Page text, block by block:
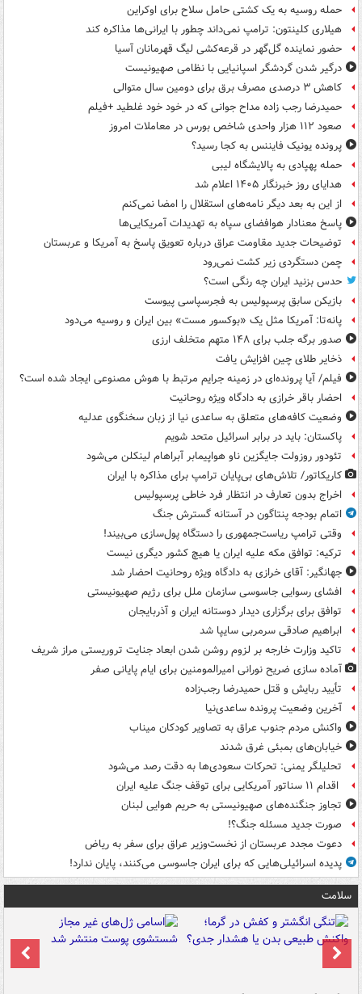
حمله روسیه به یک کشتی حامل سلاح برای اوکراین
هیلاری کلینتون: ترامپ نمی‌داند چطور با ایرانی‌ها مذاکره کند
حضور نماینده گل‌گهر در قرعه‌کشی لیگ قهرمانان آسیا
درگیر شدن گردشگر اسپانیایی با نظامی صهیونیست
کاهش ۳ درصدی مصرف برق برای دومین سال متوالی
حمیدرضا رجب زاده مداح جوانی که در خود خود غلطید +فیلم
صعود ۱۱۲ هزار واحدی شاخص بورس در معاملات امروز
پرونده یونیک فایننس به کجا رسید؟
حمله پهپادی به پالایشگاه لیبی
هدایای روز خبرنگار ۱۴۰۵ اعلام شد
از این به بعد دیگر نامه‌های استقلال را امضا نمی‌کنم
پاسخ معنادار هوافضای سپاه به تهدیدات آمریکایی‌ها
توضیحات جدید مقاومت عراق درباره تعویق پاسخ به آمریکا و عربستان
چمن دستگردی زیر کشت نمی‌رود
حدس بزنید ایران چه رنگی است؟
بازیکن سابق پرسپولیس به فجرسپاسی پیوست
پانه‌تا: آمریکا مثل یک «بوکسور مست» بین ایران و روسیه می‌دود
صدور برگه جلب برای ۱۴۸ متهم متخلف ارزی
ذخایر طلای چین افزایش یافت
فیلم/ آیا پرونده‌ای در زمینه جرایم مرتبط با هوش مصنوعی ایجاد شده است؟
احضار باقر خرازی به دادگاه ویژه روحانیت
وضعیت کافه‌های متعلق به ساعدی نیا از زبان سخنگوی عدلیه
پاکستان: باید در برابر اسرائیل متحد شویم
تئودور روزولت جایگزین ناو هواپیمابر آبراهام لینکلن می‌شود
کاریکاتور/ تلاش‌های بی‌پایان ترامپ برای مذاکره با ایران
اخراج بدون تعارف در انتظار فرد خاطی پرسپولیس
اتمام بودجه پنتاگون در آستانه گسترش جنگ
وقتی ترامپ ریاست‌جمهوری را دستگاه پول‌سازی می‌بیند!
ترکیه: توافق مکه علیه ایران یا هیچ کشور دیگری نیست
جهانگیر: آقای خرازی به دادگاه ویژه روحانیت احضار شد
افشای رسوایی جاسوسی سازمان ملل برای رژیم صهیونیستی
توافق برای برگزاری دیدار دوستانه ایران و آذربایجان
ابراهیم صادقی سرمربی سایپا شد
تاکید وزارت خارجه بر لزوم روشن شدن ابعاد جنایت تروریستی مراز شریف
آماده سازی ضریح نورانی امیرالمومنین برای ایام پایانی صفر
تأیید ربایش و قتل حمیدرضا رجب‌زاده
آخرین وضعیت پرونده ساعدی‌نیا
واکنش مردم جنوب عراق به تصاویر کودکان میناب
خیابان‌های بمبئی غرق شدند
تحلیلگر یمنی: تحرکات سعودی‌ها به دقت رصد می‌شود
اقدام ۱۱ سناتور آمریکایی برای توقف جنگ علیه ایران
تجاوز جنگنده‌های صهیونیستی به حریم هوایی لبنان
صورت جدید مسئله جنگ؟!
دعوت مجدد عربستان از نخست‌وزیر عراق برای سفر به ریاض
پدیده اسرائیلی‌هایی که برای ایران جاسوسی می‌کنند، پایان ندارد!
سلامت